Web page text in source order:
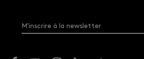
M'inscrire à la newsletter